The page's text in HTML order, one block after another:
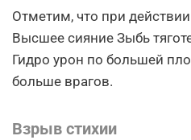
Отметим, что при
Высшее сияние Зыбь
Гидро урон по большей
больше врагов.
Взрыв стихии